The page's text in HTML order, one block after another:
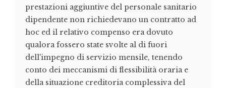
prestazioni aggiuntive del personale sanitario
dipendente non richiedevano un contratto ad
hoc ed il relativo compenso era dovuto
qualora fossero state svolte al di fuori
dell'impegno di servizio mensile, tenendo
conto dei meccanismi di flessibilità oraria e
della situazione creditoria complessiva del